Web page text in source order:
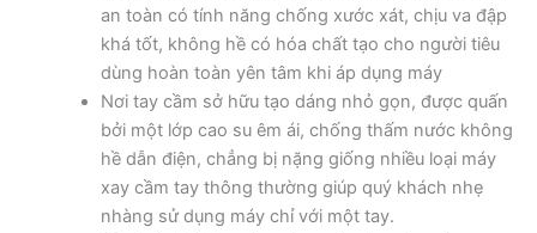
an toàn có tính năng chống xước xát, chịu va đập
khá tốt, không hề có hóa chất tạo cho người tiêu
dùng hoàn toàn yên tâm khi áp dụng máy
Nơi tay cầm sở hữu tạo dáng nhỏ gọn, được quấn
bởi một lớp cao su êm ái, chống thấm nước không
hề dẫn điện, chẳng bị nặng giống nhiều loại máy
xay cầm tay thông thường giúp quý khách nhẹ
nhàng sử dụng máy chỉ với một tay.